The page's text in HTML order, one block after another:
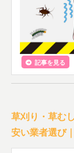
記事を見る
草刈り・草む
安い業者選び